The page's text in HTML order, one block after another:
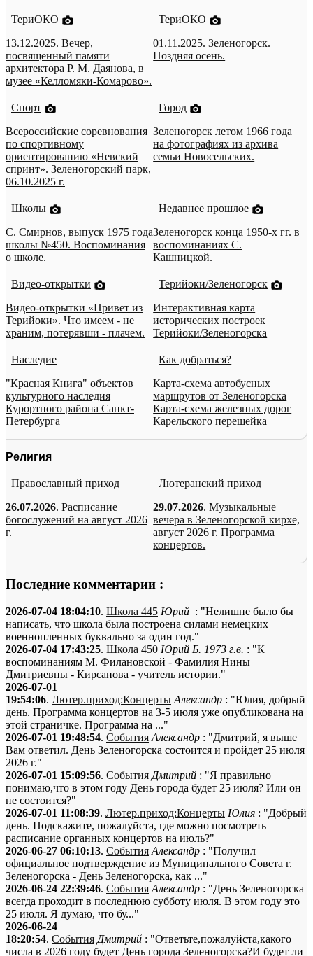
ТериОКО
13.12.2025. Вечер,
посвященный памяти
архитектора Р. М. Даянова, в
музее «Келломяки-Комарово».
ТериОКО
01.11.2025. Зеленогорск.
Поздняя осень.
Спорт
Всероссийские соревнования
по спортивному
ориентированию «Невский
спринт». Зеленогорский парк,
06.10.2025 г.
Город
Зеленогорск летом 1966 года
на фотографиях из архива
семьи Новосельских.
Школы
С. Смирнов, выпуск 1975 года
школы №450. Воспоминания
о школе.
Недавнее прошлое
Зеленогорск конца 1950-х гг. в
воспоминаниях С.
Кашницкой.
Видео-открытки
Видео-открытки «Привет из
Терийоки». Что имеем - не
храним, потерявши - плачем.
Терийоки/Зеленогорск
Интерактивная карта
исторических построек
Терийоки/Зеленогорска
Наследие
"Красная Книга" объектов
культурного наследия
Курортного района Санкт-
Петербурга
Как добраться?
Карта-схема автобусных
маршрутов от Зеленогорска
Карта-схема железных дорог
Карельского перешейка
Религия
Православный приход
26.07.2026. Расписание
богослужений на август 2026
г.
Лютеранский приход
29.07.2026. Музыкальные
вечера в Зеленогорской кирхе,
август 2026 г. Программа
концертов.
Последние комментарии :
2026-07-04 18:04:10. Школа 445 Юрий : "Нелишне было бы
написать, что школа была построена силами немецких
военнопленных буквально за один год."
2026-07-04 17:43:25. Школа 450 Юрий Б. 1973 г.в. : "К
воспоминаниям М. Филановской - Фамилия Нины
Дмитриевны - Кирсанова - учитель истории."
2026-07-01
19:54:06. Лютер.приход:Концерты Александр : "Юлия, добрый
день. Программа концертов на 3-5 июля уже опубликована на
этой страничке. Программа на ..."
2026-07-01 19:48:54. События Александр : "Дмитрий, я выше
Вам ответил. День Зеленогорска состоится и пройдет 25 июля
2026 г."
2026-07-01 15:09:56. События Дмитрий : "Я правильно
понимаю,что в этом году День города будет 25 июля? Или он
не состоится?"
2026-07-01 11:08:39. Лютер.приход:Концерты Юлия : "Добрый
день. Подскажите, пожалуйста, где можно посмотреть
расписание органных концертов на июль?"
2026-06-27 06:10:13. События Александр : "Получил
официальное подтверждение из Муниципального Совета г.
Зеленогорска - День Зеленогорска, как ..."
2026-06-24 22:39:46. События Александр : "День Зеленогорска
всегда проходит в последнюю субботу июля. В этом году это
25 июля. Я думаю, что бу..."
2026-06-24
18:20:54. События Дмитрий : "Ответьте,пожалуйста,какого
числа в 2026 году будет День города Зеленогорска?И будет ли